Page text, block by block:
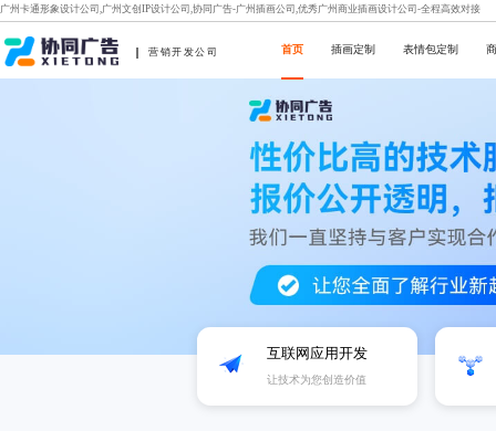
广州卡通形象设计公司,广州文创IP设计公司,协同广告-广州插画公司,优秀广州商业插画设计公司-全程高效对接
营销开发公司 首页 插画定制 表情包定制
互联网应用开发
让技术为您创造价值